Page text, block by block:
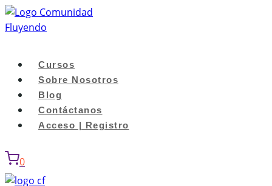
Saltar
al
Cursos
Sobre Nosotros
Blog
Contáctanos
Acceso | Registro
0